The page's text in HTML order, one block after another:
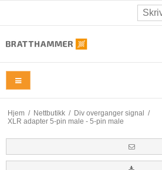
Hjem / Nettbutikk / Div overganger signal
/
XLR adapter 5-pin male - 5-pin male